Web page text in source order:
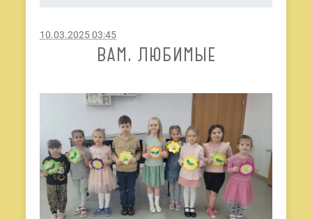
10.03.2025 03:45
ВАМ, ЛЮБИМЫЕ